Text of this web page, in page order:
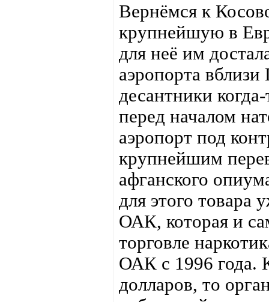
Вернёмся к
крупнейшую в
для неё им
аэропорта
десантники
перед началом
аэропорт под
крупнейшим
афганского
для этого товара
ОАК, которая и
торговле
ОАК с 1996 года.
долларов, то